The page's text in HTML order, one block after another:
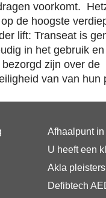
voorkomt.
de hoogste
lift: Transeat is
in het gebruik
zijn over de
van van hun
Afhaalpunt
U heeft een
Akla pleisters
Defibtech